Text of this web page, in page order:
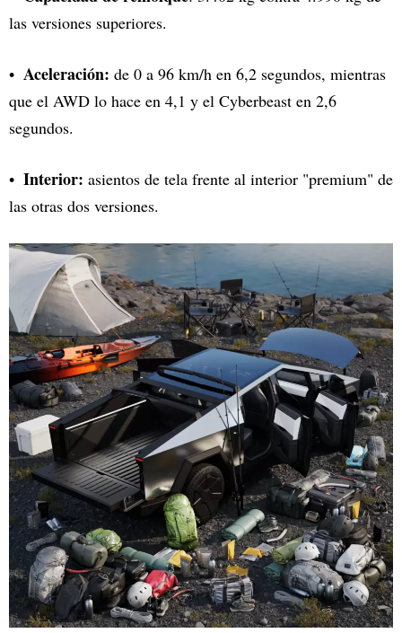
las versiones superiores.
Aceleración: de 0 a 96 km/h en 6,2 segundos, mientras
que el AWD lo hace en 4,1 y el Cyberbeast en 2,6
segundos.
Interior: asientos de tela frente al interior "premium" de
las otras dos versiones.